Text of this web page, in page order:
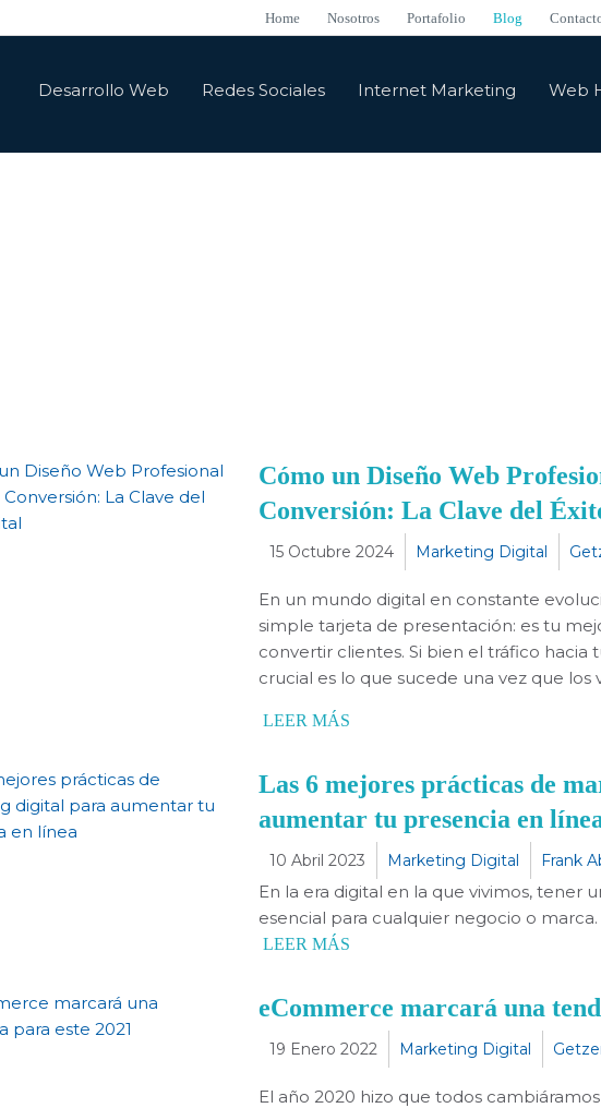
Home Nosotros Portafolio Blog
Desarrollo Web Redes Sociales Internet Marketing Web
Cómo un Diseño Web
Conversión: La Clave del
15 Octubre 2024 Marketing Digital
En un mundo digital en constante
simple tarjeta de presentación: es tu
convertir clientes. Si bien el tráfico
crucial es lo que sucede una vez que los
LEER MÁS
Las 6 mejores prácticas de
aumentar tu presencia en
10 Abril 2023 Marketing Digital Frank
En la era digital en la que vivimos, tener
esencial para cualquier negocio o marca.
LEER MÁS
eCommerce marcará una
19 Enero 2022 Marketing Digital
El año 2020 hizo que todos